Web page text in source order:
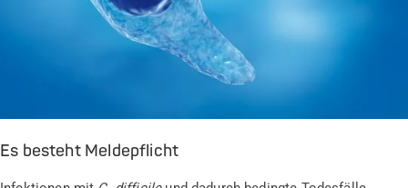
Es besteht Meldepflicht